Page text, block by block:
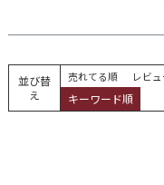
並び替
え
売れてる順 レビ
キーワード順